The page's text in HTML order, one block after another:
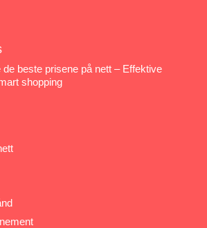
de beste prisene på nett – Effektive
shopping